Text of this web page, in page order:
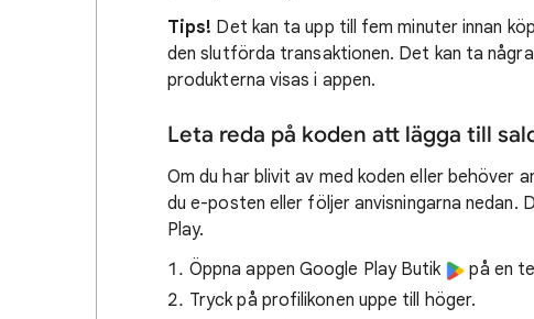
Tips! Det kan ta upp till fem minuter innan
den slutförda transaktionen. Det kan ta
produkterna visas i appen.
Leta reda på koden att lägga till
Om du har blivit av med koden eller behöver
du e-posten eller följer anvisningarna nedan.
Play.
Öppna appen Google Play Butik
på en
Tryck på profilikonen uppe till höger.